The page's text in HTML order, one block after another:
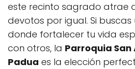
este recinto sagrado atrae
devotos por igual. Si buscas
donde fortalecer tu vida
con otros, la Parroquia San
Padua es la elección